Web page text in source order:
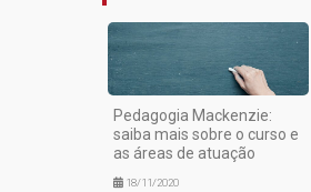
Pedagogia Mackenzie:
saiba mais sobre o curso e
as áreas de atuação
18/11/2020